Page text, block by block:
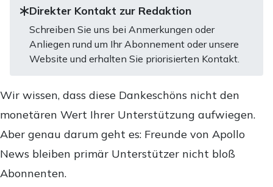
Direkter Kontakt zur Redaktion
Schreiben Sie uns bei Anmerkungen oder
Anliegen rund um Ihr Abonnement oder unsere
Website und erhalten Sie priorisierten Kontakt.
Wir wissen, dass diese Dankeschöns nicht den
monetären Wert Ihrer Unterstützung aufwiegen.
Aber genau darum geht es: Freunde von Apollo
News bleiben primär Unterstützer nicht bloß
Abonnenten.